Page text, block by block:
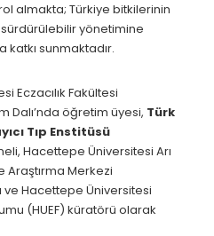
almakta; Türkiye bitkilerinin
sürdürülebilir yönetimine
sunmaktadır.
Eczacılık Fakültesi
Dalı’nda öğretim üyesi, Türk
Tıp Enstitüsü
Hacettepe Üniversitesi Arı
Araştırma Merkezi
ve Hacettepe Üniversitesi
(HUEF) küratörü olarak